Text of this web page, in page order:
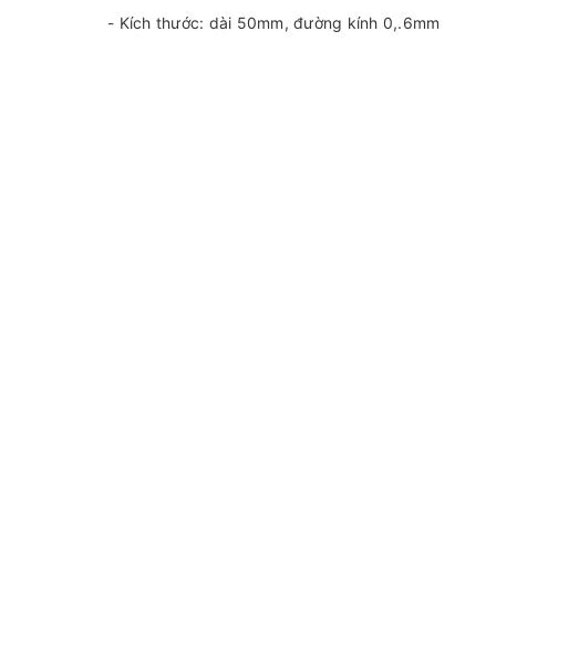
- Kích thước: dài 50mm, đường kính 0,.6mm